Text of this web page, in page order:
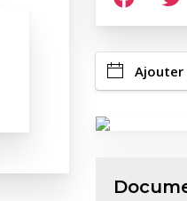
Ajouter